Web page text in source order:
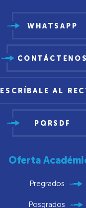
WHATSAPP
CONTÁCTENOS
ESCRÍBALE AL
PQRSDF
Oferta
Pregrados
Posgrados